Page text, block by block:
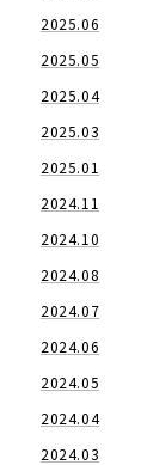
2025.06
2025.05
2025.04
2025.03
2025.01
2024.11
2024.10
2024.08
2024.07
2024.06
2024.05
2024.04
2024.03